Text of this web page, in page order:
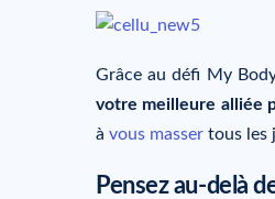
Grâce au défi My
votre meilleure alliée
à vous masser tous les
Pensez au-delà